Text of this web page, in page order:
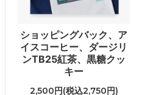
ショッピングバック、ア
イスコーヒー、ダージリ
ンTB25紅茶、黒糖クッ
キー
2,500円(税込2,750円)